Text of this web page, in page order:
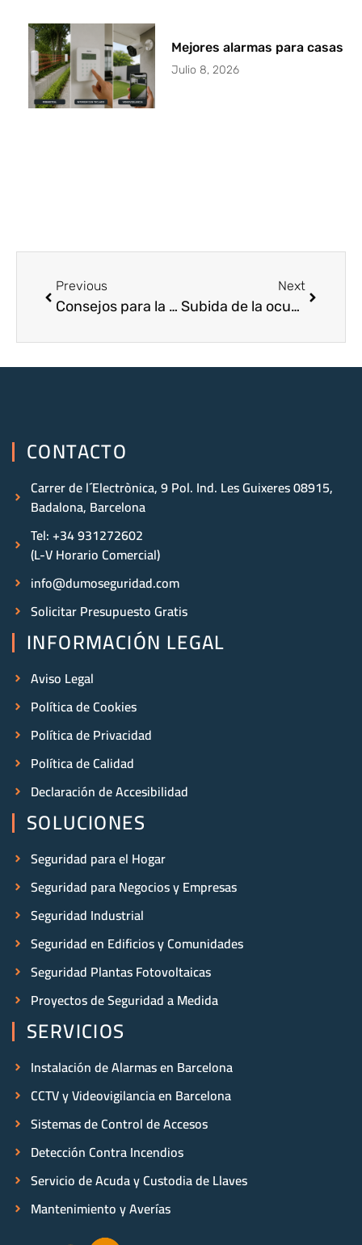
Mejores alarmas para casas
Julio 8, 2026
Previous
Consejos para la instalación de una alarma perimetral en Barcelona
Next
Subida de la ocupación ilegal de pisos en Barcelona
SERVICIOS
Instalación de Alarmas en Barcelona
CCTV y Videovigilancia en Barcelona
Sistemas de Control de Accesos
Detección Contra Incendios
Servicio de Acuda y Custodia de Llaves
Mantenimiento y Averías
SOLUCIONES
Seguridad para el Hogar
Seguridad para Negocios y Empresas
Seguridad Industrial
Seguridad en Edificios y Comunidades
Seguridad Plantas Fotovoltaicas
Proyectos de Seguridad a Medida
INFORMACIÓN LEGAL
Aviso Legal
Política de Cookies
Política de Privacidad
Política de Calidad
Declaración de Accesibilidad
CONTACTO
Carrer de l´Electrònica, 9 Pol. Ind. Les Guixeres 08915,
Badalona, Barcelona
Tel: +34 931272602
(L-V Horario Comercial)
info@dumoseguridad.com
Solicitar Presupuesto Gratis